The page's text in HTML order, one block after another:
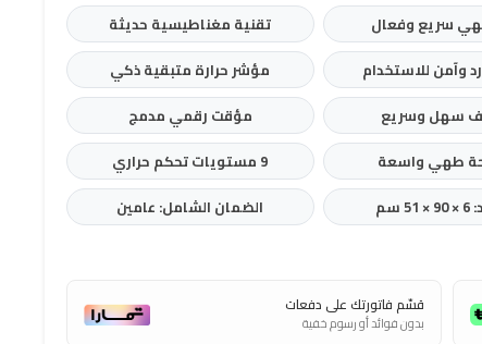
سريع وفعال
تقنية مغناطيسية حديثة
وآمن للاستخدام
مؤشر حرارة متبقية ذكي
سهل وسريع
مؤقت رقمي مدمج
طهي واسعة
9 مستويات تحكم حراري
سم الضمان الشامل: عامين
قسّم فاتورتك على دفعات
بدون فوائد أو رسوم خفية